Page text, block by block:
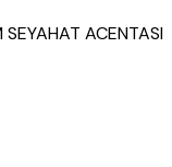
SEYAHAT ACENTASI